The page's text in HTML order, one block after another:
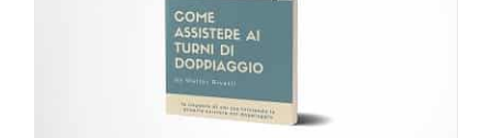
AGGIUNGI AL CARRELLO